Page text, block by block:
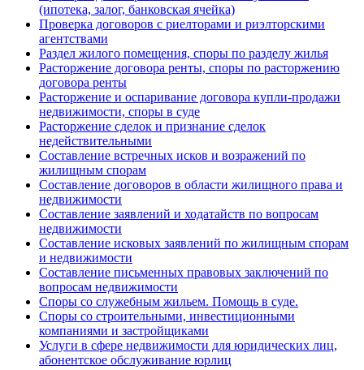
(ипотека, залог, банковская ячейка)
Проверка договоров с риелторами и риэлторскими
агентствами
Раздел жилого помещения, споры по разделу жилья
Расторжение договора ренты, споры по расторжению
договора ренты
Расторжение и оспаривание договора купли-продажи
недвижимости, споры в суде
Расторжение сделок и признание сделок
недействительными
Составление встречных исков и возражений по
жилищным спорам
Составление договоров в области жилищного права и
недвижимости
Составление заявлений и ходатайств по вопросам
недвижимости
Составление исковых заявлений по жилищным спорам
и недвижимости
Составление письменных правовых заключений по
вопросам недвижимости
Споры со служебным жильем. Помощь в суде.
Споры со строительными, инвестиционными
компаниями и застройщиками
Услуги в сфере недвижимости для юридических лиц,
абонентское обслуживание юрлиц